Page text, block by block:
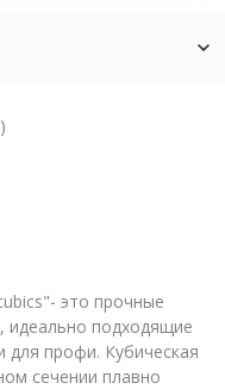
это прочные
идеально подходящие
для профи. Кубическая
сечении плавно